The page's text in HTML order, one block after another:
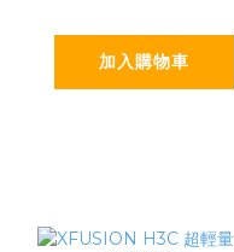
加入購物車